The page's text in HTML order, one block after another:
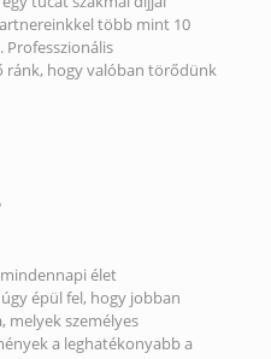
több mint 10
ránk, hogy valóban törődünk
élet
épül fel, hogy jobban
melyek személyes
a leghatékonyabb a